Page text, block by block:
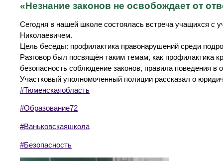
«Незнание законов не освобождает от
Сегодня в нашей школе состоялась встреча учащихся
Николаевичем.
Цель беседы: профилактика правонарушений среди
Разговор был посвящён таким темам, как профилактика
безопасность соблюдение законов, правила поведения в
Участковый уполномоченный полиции рассказал о
#Тюменскаяобласть
#Образование72
#Ваньковскаяшкола
#Безопасность